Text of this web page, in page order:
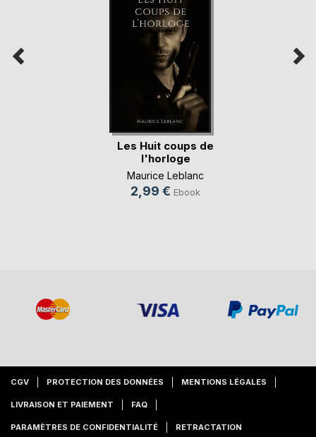
Les Huit coups de
l'horloge
Maurice Leblanc
2,99 € Ebook
CGV PROTECTION DES DONNÉES MENTIONS LÉGALES
LIVRAISON ET PAIEMENT FAQ
PARAMÈTRES DE CONFIDENTIALITÉ RETRACTATION